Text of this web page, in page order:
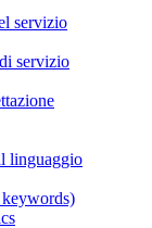
servizio
servizio
linguaggio